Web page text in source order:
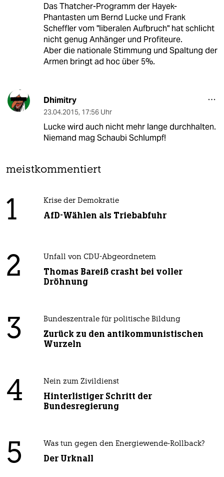
Das Thatcher-Programm der Hayek-
Phantasten um Bernd Lucke und Frank
Scheffler vom "liberalen Aufbruch" hat schlicht
nicht genug Anhänger und Profiteure.
Aber die nationale Stimmung und Spaltung der
Armen bringt ad hoc über 5%.
Dhimitry
23.04.2015, 17:56 Uhr
Lucke wird auch nicht mehr lange durchhalten.
Niemand mag Schaubi Schlumpf!
meistkommentiert
1 Krise der Demokratie
AfD-Wählen als Triebabfuhr
2 Unfall von CDU-Abgeordnetem
Thomas Bareiß crasht bei voller
Dröhnung
3 Bundeszentrale für politische Bildung
Zurück zu den antikommunistischen
Wurzeln
4 Nein zum Zivildienst
Hinterlistiger Schritt der
Bundesregierung
5 Was tun gegen den Energiewende-Rollback?
Der Urknall